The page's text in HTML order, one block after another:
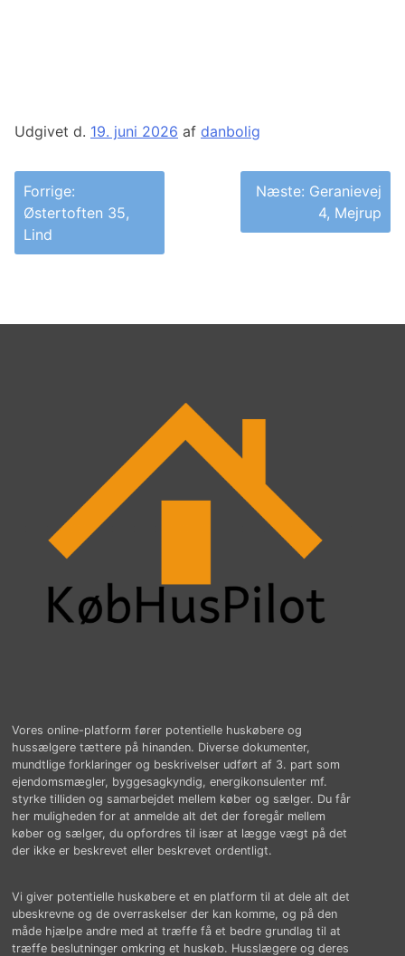
Udgivet d. 19. juni 2026 af danbolig
Indlægsnavigation
Forrige:
Østertoften 35,
Lind
Næste: Geranievej
4, Mejrup
Vores online-platform fører potentielle huskøbere og
hussælgere tættere på hinanden. Diverse dokumenter,
mundtlige forklaringer og beskrivelser udført af 3. part som
ejendomsmægler, byggesagkyndig, energikonsulenter mf.
styrke tilliden og samarbejdet mellem køber og sælger. Du får
her muligheden for at anmelde alt det der foregår mellem
køber og sælger, du opfordres til især at lægge vægt på det
der ikke er beskrevet eller beskrevet ordentligt.
Vi giver potentielle huskøbere et en platform til at dele alt det
ubeskrevne og de overraskelser der kan komme, og på den
måde hjælpe andre med at træffe få et bedre grundlag til at
træffe beslutninger omkring et huskøb. Husslægere og deres